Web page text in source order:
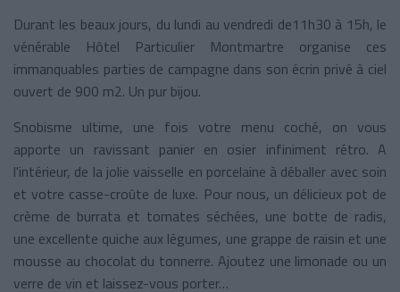
Durant les beaux jours, du lundi au vendredi de11h30 à 15h, le
vénérable Hôtel Particulier Montmartre organise ces
immanquables parties de campagne dans son écrin privé à ciel
ouvert de 900 m2. Un pur bijou.
Snobisme ultime, une fois votre menu coché, on vous
apporte un ravissant panier en osier infiniment rétro. A
l'intérieur, de la jolie vaisselle en porcelaine à déballer avec soin
et votre casse-croûte de luxe. Pour nous, un délicieux pot de
crème de burrata et tomates séchées, une botte de radis,
une excellente quiche aux légumes, une grappe de raisin et une
mousse au chocolat du tonnerre. Ajoutez une limonade ou un
verre de vin et laissez-vous porter…